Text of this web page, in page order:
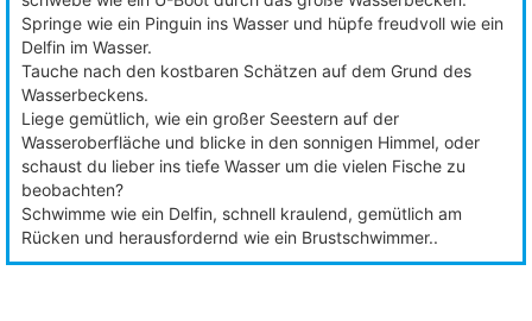
Springe wie ein Pinguin ins Wasser und hüpfe freudvoll wie ein
Delfin im Wasser.
Tauche nach den kostbaren Schätzen auf dem Grund des
Wasserbeckens.
Liege gemütlich, wie ein großer Seestern auf der
Wasseroberfläche und blicke in den sonnigen Himmel, oder
schaust du lieber ins tiefe Wasser um die vielen Fische zu
beobachten?
Schwimme wie ein Delfin, schnell kraulend, gemütlich am
Rücken und herausfordernd wie ein Brustschwimmer..